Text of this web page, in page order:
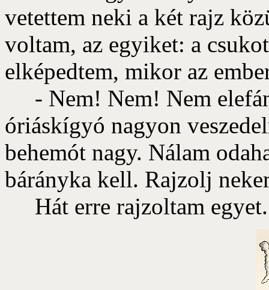
vetettem neki a két rajz
voltam, az egyiket: a
elképedtem, mikor az
- Nem! Nem! Nem
óriáskígyó nagyon
behemót nagy. Nálam
bárányka kell. Rajzolj
Hát erre rajzoltam egyet.